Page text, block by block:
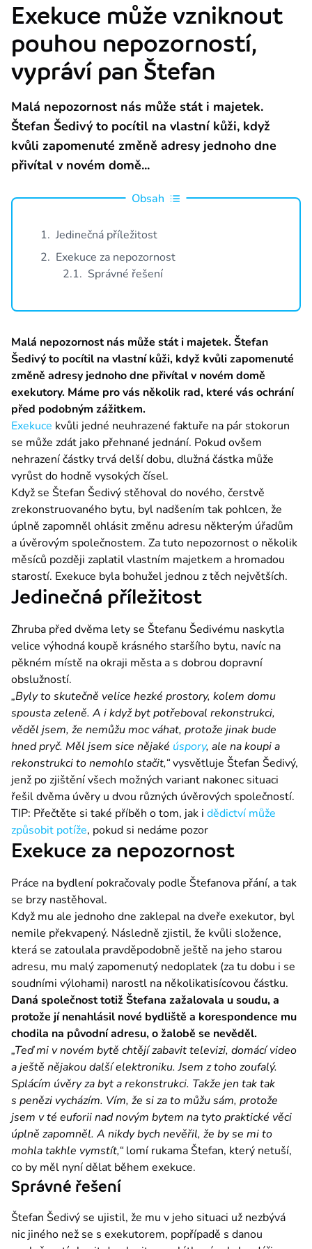
Provident je licencovaná společnost Českou národní bankou.
Naše závazky vůči zákazníkům
Seznamte se s našimi závazky a hodnotami, které jsou základem
O společnosti
Provident Financial s.r.o. působí na českém trhu již od roku 1997 a
Aktuality z Providentu
Spousta tipů, jak ušetřit, právní poradna, příběhy z Providentu i
1,3 milionu Čechů je Neviditelných Společensky odpovědným
Napsali o nás
O Providentu se můžete pravidelně dočíst v různých médiích.
Kariéra v Providentu
Pro média
Tiskové zprávy a kontakty pro média.
Kontakty
Ať už budete potřebovat cokoliv, jsme tu pro vás. Můžete nám
Půjčka Provident
Půjčka Provi Desetinka
Provi Pojištění
ProviGo
800 148 148
Bezplatná linka v době 8-20 hod. přes týden, 9-13 hod. o víkendech a svátcích
Exekuce může vzniknout
pouhou nepozorností,
vypráví pan Štefan
Malá nepozornost nás může stát i majetek.
Štefan Šedivý to pocítil na vlastní kůži, když
kvůli zapomenuté změně adresy jednoho dne
přivítal v novém domě...
Obsah
1. Jedinečná příležitost
2. Exekuce za nepozornost
2.1. Správné řešení
Malá nepozornost nás může stát i majetek. Štefan
Šedivý to pocítil na vlastní kůži, když kvůli zapomenuté
změně adresy jednoho dne přivítal v novém domě
exekutory. Máme pro vás několik rad, které vás ochrání
před podobným zážitkem.
Exekuce kvůli jedné neuhrazené faktuře na pár stokorun
se může zdát jako přehnané jednání. Pokud ovšem
nehrazení částky trvá delší dobu, dlužná částka může
vyrůst do hodně vysokých čísel.
Když se Štefan Šedivý stěhoval do nového, čerstvě
zrekonstruovaného bytu, byl nadšením tak pohlcen, že
úplně zapomněl ohlásit změnu adresu některým úřadům
a úvěrovým společnostem. Za tuto nepozornost o několik
měsíců později zaplatil vlastním majetkem a hromadou
starostí. Exekuce byla bohužel jednou z těch největších.
Jedinečná příležitost
Zhruba před dvěma lety se Štefanu Šedivému naskytla
velice výhodná koupě krásného staršího bytu, navíc na
pěkném místě na okraji města a s dobrou dopravní
obslužností.
„Byly to skutečně velice hezké prostory, kolem domu
spousta zeleně. A i když byt potřeboval rekonstrukci,
věděl jsem, že nemůžu moc váhat, protože jinak bude
hned pryč. Měl jsem sice nějaké úspory, ale na koupi a
rekonstrukci to nemohlo stačit,“ vysvětluje Štefan Šedivý,
jenž po zjištění všech možných variant nakonec situaci
řešil dvěma úvěry u dvou různých úvěrových společností.
TIP: Přečtěte si také příběh o tom, jak i dědictví může
způsobit potíže, pokud si nedáme pozor
Exekuce za nepozornost
Práce na bydlení pokračovaly podle Štefanova přání, a tak
se brzy nastěhoval.
Když mu ale jednoho dne zaklepal na dveře exekutor, byl
nemile překvapený. Následně zjistil, že kvůli složence,
která se zatoulala pravděpodobně ještě na jeho starou
adresu, mu malý zapomenutý nedoplatek (za tu dobu i se
soudními výlohami) narostl na několikatisícovou částku.
Daná společnost totiž Štefana zažalovala u soudu, a
protože jí nenahlásil nové bydliště a korespondence mu
chodila na původní adresu, o žalobě se nevěděl.
„Teď mi v novém bytě chtějí zabavit televizi, domácí video
a ještě nějakou další elektroniku. Jsem z toho zoufalý.
Splácím úvěry za byt a rekonstrukci. Takže jen tak tak
s penězi vycházím. Vím, že si za to můžu sám, protože
jsem v té euforii nad novým bytem na tyto praktické věci
úplně zapomněl. A nikdy bych nevěřil, že by se mi to
mohla takhle vymstít,“ lomí rukama Štefan, který netuší,
co by měl nyní dělat během exekuce.
Správné řešení
Štefan Šedivý se ujistil, že mu v jeho situaci už nezbývá
nic jiného než se s exekutorem, popřípadě s danou